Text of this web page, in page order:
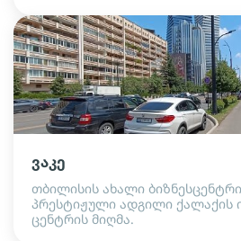
ვაკე
თბილისის ახალი
პრესტიჟული ადგილი ქალაქის
ცენტრის მიღმა.